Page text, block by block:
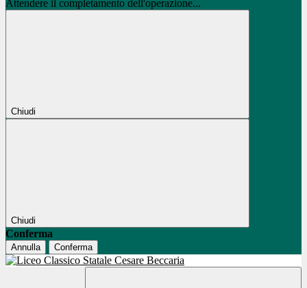
Attendere il completamento dell'operazione...
Chiudi
Chiudi
Conferma
Annulla Conferma